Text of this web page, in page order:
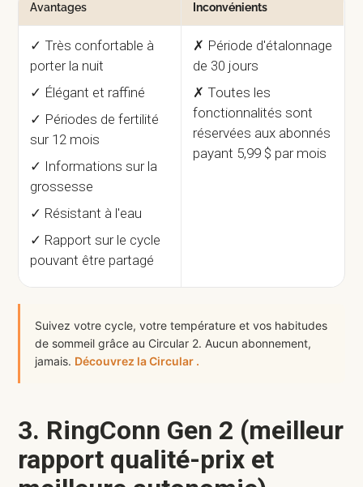
Avantages Inconvénients
✓ Très confortable à
porter la nuit
✓ Élégant et raffiné
✓ Périodes de fertilité
sur 12 mois
✓ Informations sur la
grossesse
✓ Résistant à l'eau
✓ Rapport sur le cycle
pouvant être partagé
✗ Période d'étalonnage
de 30 jours
✗ Toutes les
fonctionnalités sont
réservées aux abonnés
payant 5,99 $ par mois
Suivez votre cycle, votre température et vos habitudes
de sommeil grâce au Circular 2. Aucun abonnement,
jamais. Découvrez la Circular .
3. RingConn Gen 2 (meilleur
rapport qualité-prix et